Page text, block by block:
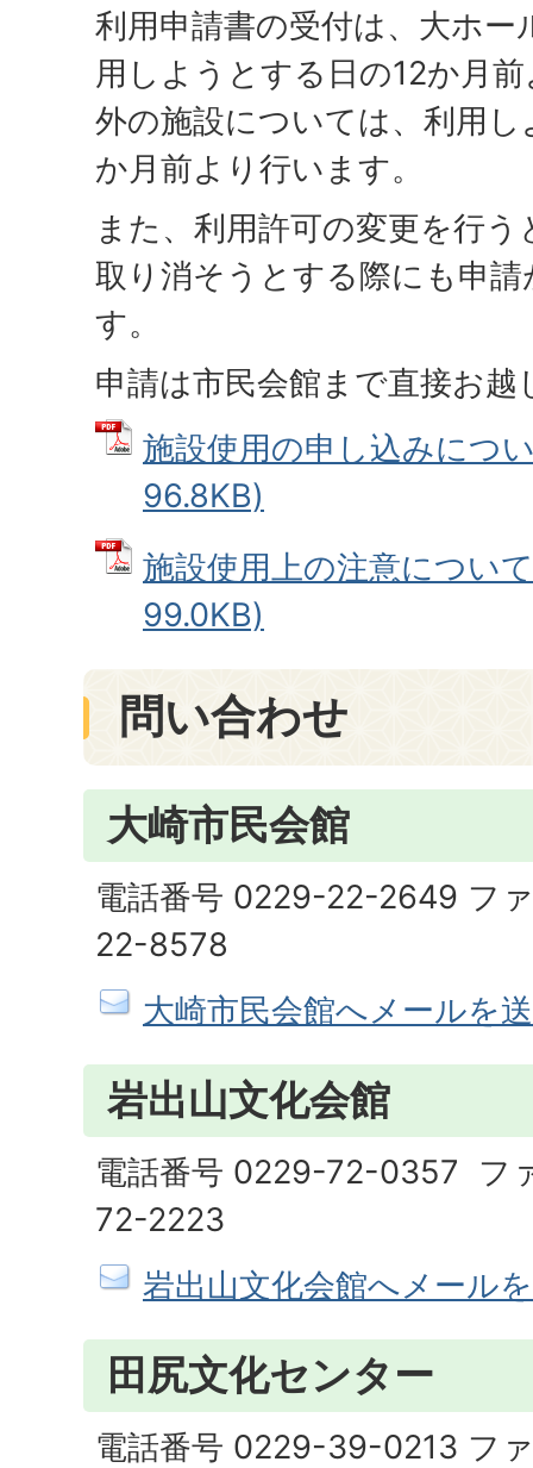
利用申請書の受付は、大ホー
用しようとする日の12か月
外の施設については、利用
か月前より行います。
また、利用許可の変更を行
取り消そうとする際にも申
す。
申請は市民会館まで直接お越
施設使用の申し込みにつ
96.8KB)
施設使用上の注意につい
99.0KB)
問い合わせ
大崎市民会館
電話番号 0229-22-2649 フ
22-8578
大崎市民会館へメールを
岩出山文化会館
電話番号 0229-72-0357 フ
72-2223
岩出山文化会館へメール
田尻文化センター
電話番号 0229-39-0213 フ